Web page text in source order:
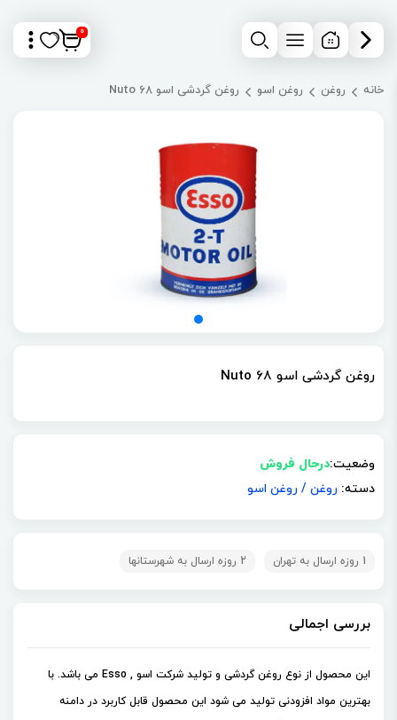
0
خانه روغن روغن اسو روغن گردشی اسو Nuto 68
روغن گردشی اسو Nuto 68
وضعیت:درحال فروش
دسته: روغن / روغن اسو
1 روزه ارسال به تهران 2 روزه ارسال به شهرستانها
بررسی اجمالی
این محصول از نوع روغن گردشی و تولید شرکت اسو , Esso می باشد. با
بهترین مواد افزودنی تولید می شود این محصول قابل کاربرد در دامنه